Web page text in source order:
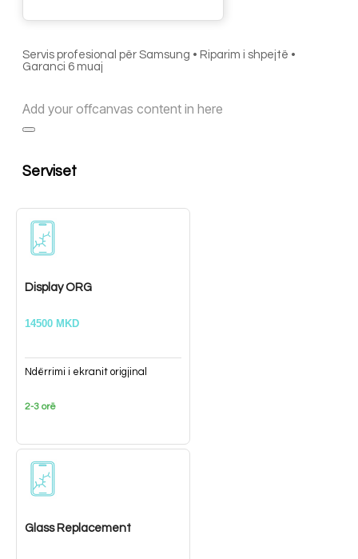
Servis profesional për Samsung • Riparim i shpejtë •
Garanci 6 muaj
Add your offcanvas content in here
Serviset
Display ORG
14500 MKD
Ndërrimi i ekranit origjinal
2-3 orë
Glass Replacement